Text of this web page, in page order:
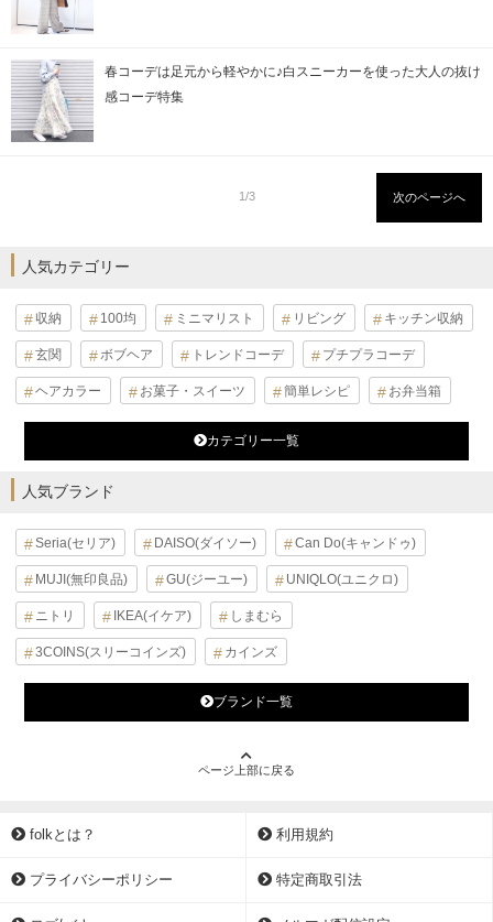
春コーデは足元から軽やかに♪白スニーカーを使った大人の抜け
感コーデ特集
1/3 次のページへ
人気カテゴリー
収納 100均 ミニマリスト リビング キッチン収納
玄関 ボブヘア トレンドコーデ プチプラコーデ
ヘアカラー お菓子・スイーツ 簡単レシピ お弁当箱
カテゴリー一覧
人気ブランド
Seria(セリア) DAISO(ダイソー) Can Do(キャンドゥ)
MUJI(無印良品) GU(ジーユー) UNIQLO(ユニクロ)
ニトリ IKEA(イケア) しまむら
3COINS(スリーコインズ) カインズ
ブランド一覧
ページ上部に戻る
folkとは？ 利用規約
プライバシーポリシー 特定商取引法